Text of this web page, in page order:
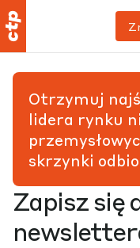
Zapisz się
Otrzymuj
lidera rynku
skrzynki